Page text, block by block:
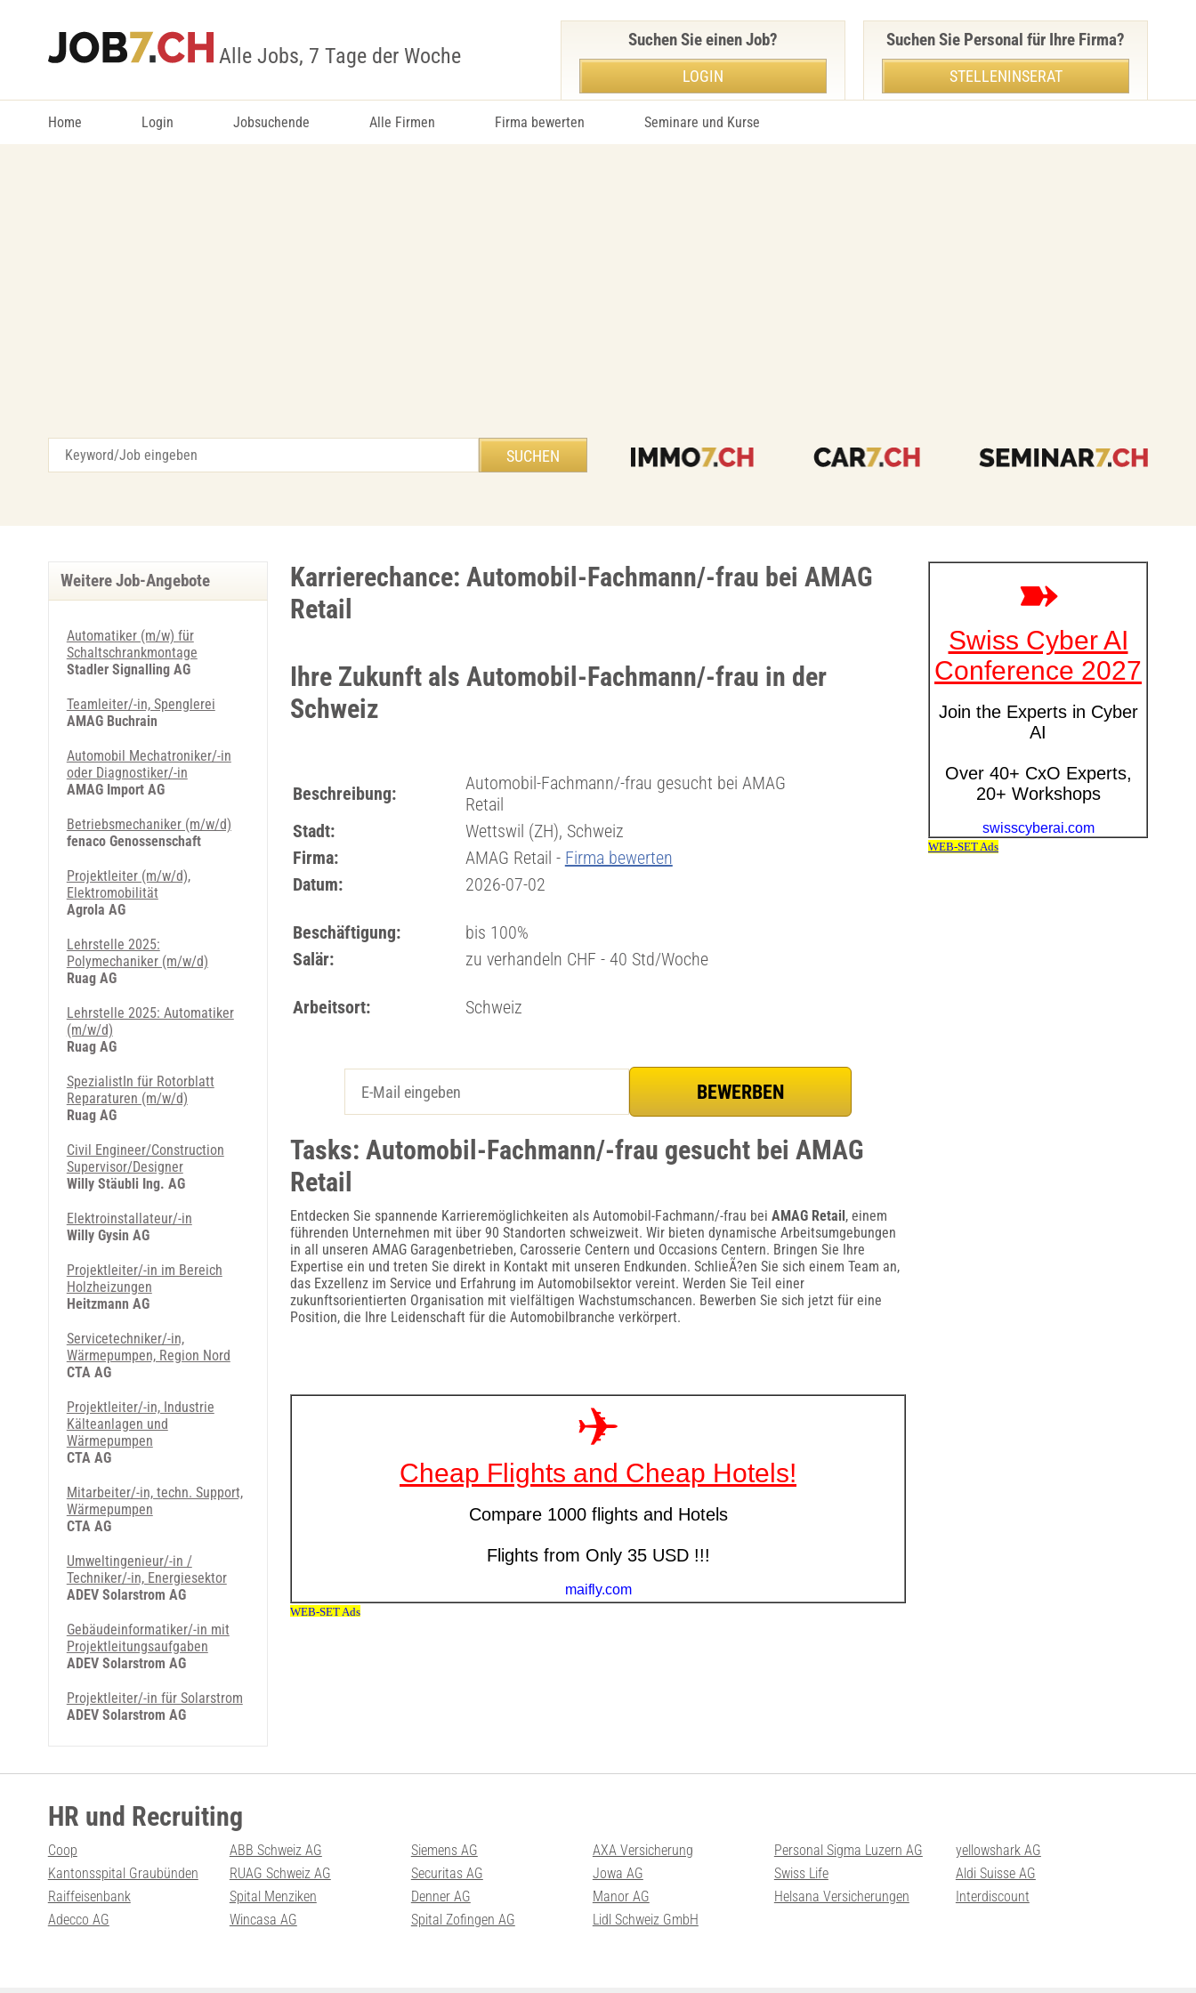
Alle Jobs, 7 Tage der Woche
Home Login Jobsuchende Alle Firmen Firma bewerten Seminare und Kurse
Suchen Sie einen Job?
LOGIN
Suchen Sie Personal für Ihre Firma?
STELLENINSERAT
Karrierechance: Automobil-Fachmann/-frau bei AMAG
Retail
Ihre Zukunft als Automobil-Fachmann/-frau in der
Schweiz
Beschreibung:
Automobil-Fachmann/-frau gesucht bei AMAG
Retail
Stadt:
Wettswil (ZH), Schweiz
Firma:
AMAG Retail - Firma bewerten
Datum:
2026-07-02
Beschäftigung:
bis 100%
Salär:
zu verhandeln CHF - 40 Std/Woche
Arbeitsort: Schweiz
Tasks: Automobil-Fachmann/-frau gesucht bei AMAG
Retail
Entdecken Sie spannende Karrieremöglichkeiten als Automobil-Fachmann/-frau bei AMAG Retail, einem
führenden Unternehmen mit über 90 Standorten schweizweit. Wir bieten dynamische Arbeitsumgebungen
in all unseren AMAG Garagenbetrieben, Carosserie Centern und Occasions Centern. Bringen Sie Ihre
Expertise ein und treten Sie direkt in Kontakt mit unseren Endkunden. SchlieÃ?en Sie sich einem Team an,
das Exzellenz im Service und Erfahrung im Automobilsektor vereint. Werden Sie Teil einer
zukunftsorientierten Organisation mit vielfältigen Wachstumschancen. Bewerben Sie sich jetzt für eine
Position, die Ihre Leidenschaft für die Automobilbranche verkörpert.
Weitere Job-Angebote
Automatiker (m/w) für
Schaltschrankmontage
Stadler Signalling AG
Teamleiter/-in, Spenglerei
AMAG Buchrain
Automobil Mechatroniker/-in
oder Diagnostiker/-in
AMAG Import AG
Betriebsmechaniker (m/w/d)
fenaco Genossenschaft
Projektleiter (m/w/d),
Elektromobilität
Agrola AG
Lehrstelle 2025:
Polymechaniker (m/w/d)
Ruag AG
Lehrstelle 2025: Automatiker
(m/w/d)
Ruag AG
SpezialistIn für Rotorblatt
Reparaturen (m/w/d)
Ruag AG
Civil Engineer/Construction
Supervisor/Designer
Willy Stäubli Ing. AG
Elektroinstallateur/-in
Willy Gysin AG
Projektleiter/-in im Bereich
Holzheizungen
Heitzmann AG
Servicetechniker/-in,
Wärmepumpen, Region Nord
CTA AG
Projektleiter/-in, Industrie
Kälteanlagen und
Wärmepumpen
CTA AG
Mitarbeiter/-in, techn. Support,
Wärmepumpen
CTA AG
Umweltingenieur/-in /
Techniker/-in, Energiesektor
ADEV Solarstrom AG
Gebäudeinformatiker/-in mit
Projektleitungsaufgaben
ADEV Solarstrom AG
Projektleiter/-in für Solarstrom
ADEV Solarstrom AG
HR und Recruiting
Coop ABB Schweiz AG Siemens AG AXA Versicherung Personal Sigma Luzern AG
yellowshark AG
Kantonsspital Graubünden
RUAG Schweiz AG Securitas AG Jowa AG Swiss Life
Aldi Suisse AG
Raiffeisenbank
Spital Menziken Denner AG Manor AG Helsana Versicherungen
Interdiscount
Adecco AG
Wincasa AG Spital Zofingen AG Lidl Schweiz GmbH